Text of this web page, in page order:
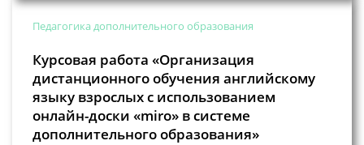
Педагогика дополнительного образования
Курсовая работа «Организация
дистанционного обучения английскому
языку взрослых с использованием
онлайн-доски «miro» в системе
дополнительного образования»